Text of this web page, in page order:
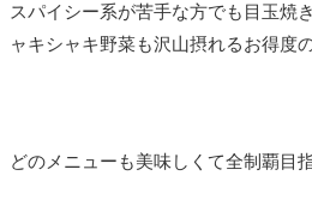
スパイシー系が苦手な方でも目玉焼
ャキシャキ野菜も沢山摂れるお得度
どのメニューも美味しくて全制覇目